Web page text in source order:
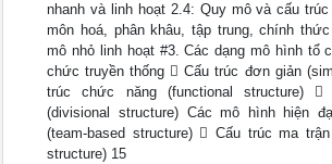
nhanh và linh hoạt 2.4: Quy mô và cấu
môn hoá, phân khâu, tập trung, chính
mô nhỏ linh hoạt #3. Các dạng mô hình tổ
chức truyền thống  Cấu trúc đơn giản
trúc chức năng (functional structure)
(divisional structure) Các mô hình hiện
(team-based structure)  Cấu trúc ma
structure) 15